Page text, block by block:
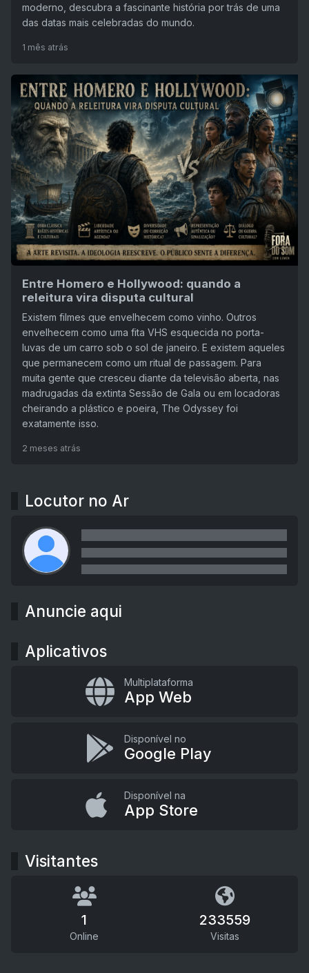
moderno, descubra a fascinante história por trás de uma
das datas mais celebradas do mundo.
1 mês atrás
Entre Homero e Hollywood: quando a
releitura vira disputa cultural
Existem filmes que envelhecem como vinho. Outros
envelhecem como uma fita VHS esquecida no porta-
luvas de um carro sob o sol de janeiro. E existem aqueles
que permanecem como um ritual de passagem. Para
muita gente que cresceu diante da televisão aberta, nas
madrugadas da extinta Sessão de Gala ou em locadoras
cheirando a plástico e poeira, The Odyssey foi
exatamente isso.
2 meses atrás
Locutor no Ar
Anuncie aqui
Aplicativos
Multiplataforma
App Web
Disponível no
Google Play
Disponível na
App Store
Visitantes
1
Online
233559
Visitas